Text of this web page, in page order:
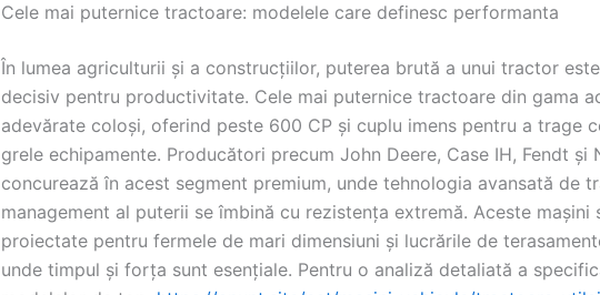
Cele mai puternice tractoare: modelele care definesc performanta
În lumea agriculturii și a construcțiilor, puterea brută a unui tractor
decisiv pentru productivitate. Cele mai puternice tractoare din gama
adevărate coloși, oferind peste 600 CP și cuplu imens pentru a trage
grele echipamente. Producători precum John Deere, Case IH, Fendt și
concurează în acest segment premium, unde tehnologia avansată de
management al puterii se îmbină cu rezistența extremă. Aceste mașini
proiectate pentru fermele de mari dimensiuni și lucrările de
unde timpul și forța sunt esențiale. Pentru o analiză detaliată a